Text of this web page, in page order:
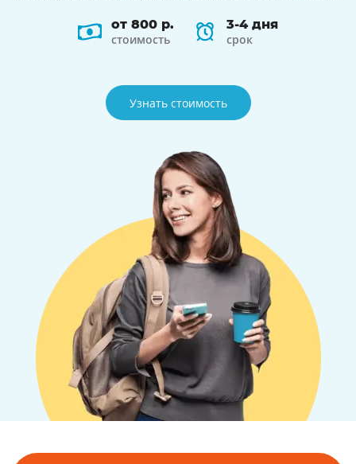
от 800 р.
стоимость
3-4 дня
срок
Узнать стоимость